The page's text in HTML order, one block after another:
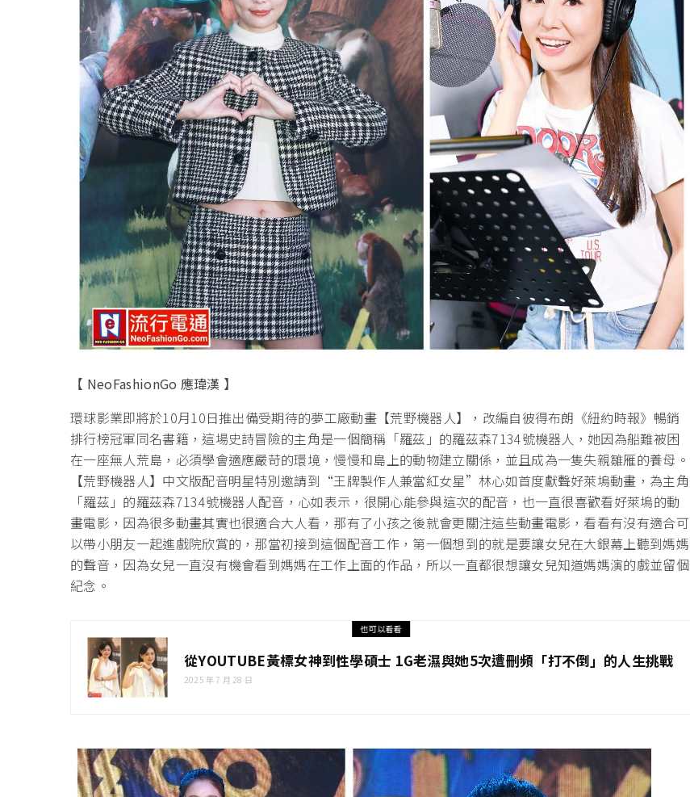
【 NeoFashionGo 應瑋漢 】
環球影業即將於10月10日推出備受期待的夢工廠動畫【荒野機器人】，改編自彼得布朗《紐約時報》暢銷
排行榜冠軍同名書籍，這場史詩冒險的主角是一個簡稱「羅茲」的羅茲森7134號機器人，她因為船難被困
在一座無人荒島，必須學會適應嚴苛的環境，慢慢和島上的動物建立關係，並且成為一隻失親雛雁的養母。
【荒野機器人】中文版配音明星特別邀請到“王牌製作人兼當紅女星”林心如首度獻聲好萊塢動畫，為主角
「羅茲」的羅茲森7134號機器人配音，心如表示，很開心能參與這次的配音，也一直很喜歡看好萊塢的動
畫電影，因為很多動畫其實也很適合大人看，那有了小孩之後就會更關注這些動畫電影，看看有沒有適合可
以帶小朋友一起進戲院欣賞的，那當初接到這個配音工作，第一個想到的就是要讓女兒在大銀幕上聽到媽媽
的聲音，因為女兒一直沒有機會看到媽媽在工作上面的作品，所以一直都很想讓女兒知道媽媽演的戲並留個
紀念。
也可以看看
從YOUTUBE黃標女神到性學碩士 1G老濕與她5次遭刪頻「打不倒」的人生挑戰
2025 年 7 月 28 日